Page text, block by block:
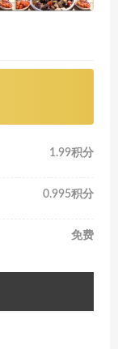
1.99积分
0.995积分
免费